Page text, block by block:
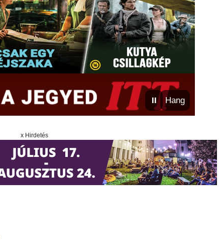
⏸ Hang
x Hirdetés